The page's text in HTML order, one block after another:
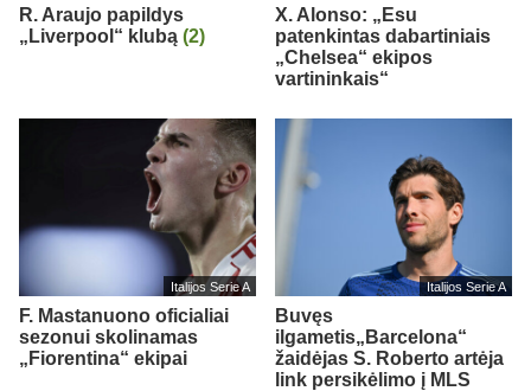
R. Araujo papildys
„Liverpool“ klubą (2)
X. Alonso: „Esu
patenkintas dabartiniais
„Chelsea“ ekipos
vartininkais“
Italijos Serie A
F. Mastanuono oficialiai
sezonui skolinamas
„Fiorentina“ ekipai
Italijos Serie A
Buvęs
ilgametis„Barcelona“
žaidėjas S. Roberto artėja
link persikėlimo į MLS